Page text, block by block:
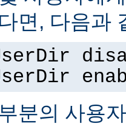
면, 다음과
분의 사용